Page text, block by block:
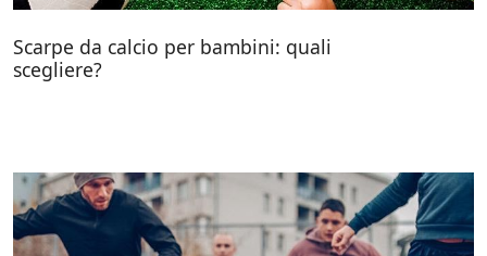
Scarpe da calcio per bambini: quali
scegliere?